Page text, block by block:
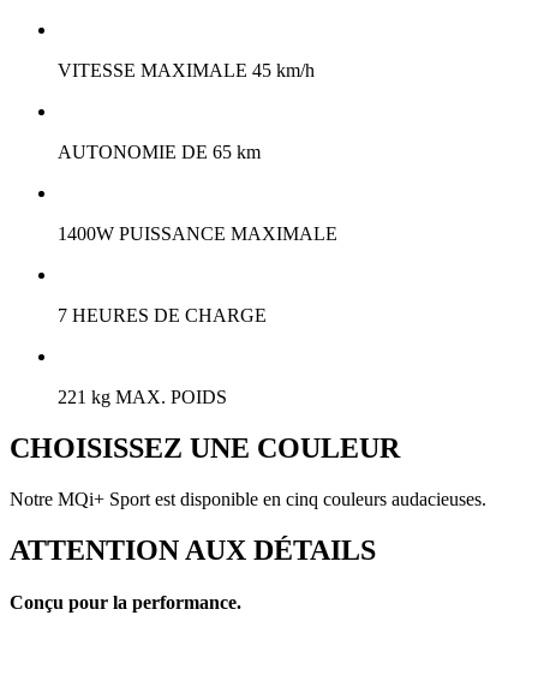
VITESSE MAXIMALE 45 km/h
AUTONOMIE DE 65 km
1400W PUISSANCE MAXIMALE
7 HEURES DE CHARGE
221 kg MAX. POIDS
CHOISISSEZ UNE COULEUR
Notre MQi+ Sport est disponible en cinq couleurs audacieuses.
ATTENTION AUX DÉTAILS
Conçu pour la performance.